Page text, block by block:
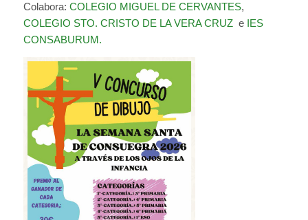
Colabora: COLEGIO MIGUEL DE CERVANTES,
COLEGIO STO. CRISTO DE LA VERA CRUZe IES
CONSABURUM.